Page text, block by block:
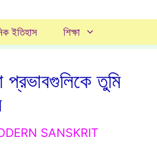
ইতিহাস শিক্ষা
প্রভাবগুলিকে তুমি
SANSKRIT